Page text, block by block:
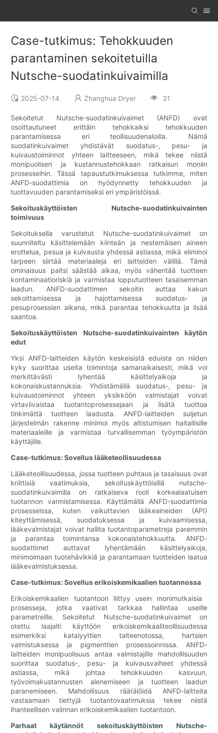
Case-tutkimus: Tehokkuuden
parantaminen sekoitetuilla
Nutsche-suodatinkuivaimilla
2025-07-14 Zhanghua Dryer 31
Sekoitetut Nutsche-suodatinkuivaimet (ANFD) ovat
osoittautuneet erittäin tehokkaiksi tehokkuuden
parantamisessa eri teollisuudenaloilla. Nämä
suodatinkuivaimet yhdistävät suodatus-, pesu- ja
kuivaustoiminnot yhteen laitteeseen, mikä tekee niistä
monipuolisen ja kustannustehokkaan ratkaisun moniin
prosesseihin. Tässä tapaustutkimuksessa tutkimme, miten
ANFD-suodattimia on hyödynnetty tehokkuuden ja
tuottavuuden parantamiseksi eri ympäristöissä.
Sekoituskäyttöisten Nutsche-suodatinkuivainten
toimivuus
Sekoituksella varustetut Nutsche-suodatinkuivaimet on
suunniteltu käsittelemään kiinteän ja nestemäisen aineen
erottelua, pesua ja kuivausta yhdessä astiassa, mikä eliminoi
tarpeen siirtää materiaaleja eri laitteiden välillä. Tämä
ominaisuus paitsi säästää aikaa, myös vähentää tuotteen
kontaminaatioriskiä ja varmistaa lopputuotteen tasaisemman
laadun. ANFD-suodattimen sekoitin auttaa kakun
sekoittamisessa ja hajottamisessa suodatus- ja
pesuprosessien aikana, mikä parantaa tehokkuutta ja lisää
saantoa.
Sekoituskäyttöisten Nutsche-suodatinkuivainten käytön
edut
Yksi ANFD-laitteiden käytön keskeisistä eduista on niiden
kyky suorittaa useita toimintoja samanaikaisesti, mikä voi
merkittävästi lyhentää käsittelyaikoja ja
kokonaiskustannuksia. Yhdistämällä suodatus-, pesu- ja
kuivaustoiminnot yhteen yksikköön valmistajat voivat
virtaviivaistaa tuotantoprosessejaan ja lisätä tuottoa
tinkimättä tuotteen laadusta. ANFD-laitteiden suljetun
järjestelmän rakenne minimoi myös altistumisen haitallisille
materiaaleille ja varmistaa turvallisemman työympäristön
käyttäjille.
Case-tutkimus: Sovellus lääketeollisuudessa
Lääketeollisuudessa, jossa tuotteen puhtaus ja tasaisuus ovat
kriittisiä vaatimuksia, sekoituskäyttöisillä nutsche-
suodatinkuivaimilla on ratkaiseva rooli korkealaatuisen
tuotannon varmistamisessa. Käyttämällä ANFD-suodattimia
prosesseissa, kuten vaikuttavien lääkeaineiden (API)
kiteyttämisessä, suodatuksessa ja kuivaamisessa,
lääkevalmistajat voivat hallita tuotantoparametreja paremmin
ja parantaa toimintansa kokonaistehokkuutta. ANFD-
suodattimet auttavat lyhentämään käsittelyaikoja,
minimoimaan tuotehävikkiä ja parantamaan tuotteiden laatua
lääkevalmistuksessa.
Case-tutkimus: Sovellus erikoiskemikaalien tuotannossa
Erikoiskemikaalien tuotantoon liittyy usein monimutkaisia ​​
prosesseja, jotka vaativat tarkkaa hallintaa useille
parametreille. Sekoitetut Nutsche-suodatinkuivaimet on
otettu laajalti käyttöön erikoiskemikaaliteollisuudessa
esimerkiksi katalyyttien talteenotossa, hartsien
valmistuksessa ja pigmenttien prosessoinnissa. ANFD-
laitteiden monipuolisuus antaa valmistajille mahdollisuuden
suorittaa suodatus-, pesu- ja kuivausvaiheet yhdessä
astiassa, mikä johtaa tehokkuuden kasvuun,
työvoimakustannusten alenemiseen ja tuotteen laadun
paranemiseen. Mahdollisuus räätälöidä ANFD-laitteita
vastaamaan tiettyjä tuotantovaatimuksia tekee niistä
ihanteellisen valinnan erikoiskemikaalien tuotantoon.
Parhaat käytännöt sekoituskäyttöisten Nutsche-